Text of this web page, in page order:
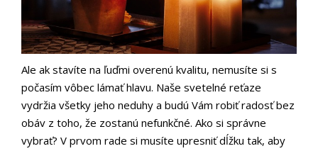
Ale ak stavíte na ľuďmi overenú kvalitu, nemusíte si s
počasím vôbec lámať hlavu. Naše svetelné reťaze
vydržia všetky jeho neduhy a budú Vám robiť radosť bez
obáv z toho, že zostanú nefunkčné. Ako si správne
vybrať? V prvom rade si musíte upresniť dĺžku tak, aby